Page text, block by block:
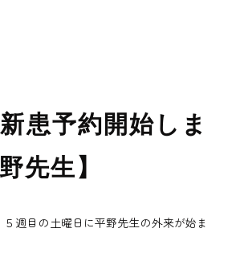
患予約開始しま
先生】
週目の土曜日に平野先生の外来が始ま